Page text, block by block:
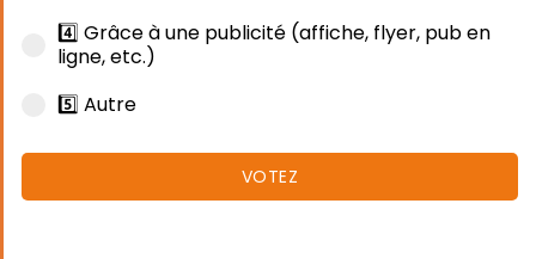
4️⃣ Grâce à une publicité (affiche, flyer, pub en
ligne, etc.)
5️⃣ Autre
VOTEZ